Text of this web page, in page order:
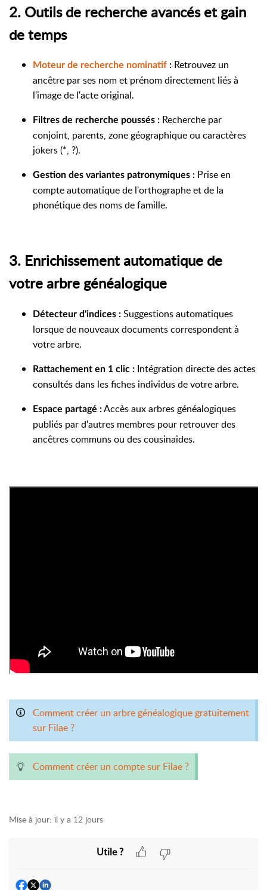
2. Outils de recherche avancés et gain
de temps
Moteur de recherche nominatif : Retrouvez un
ancêtre par ses nom et prénom directement liés à
l'image de l'acte original.
Filtres de recherche poussés : Recherche par
conjoint, parents, zone géographique ou caractères
jokers (*, ?).
Gestion des variantes patronymiques : Prise en
compte automatique de l'orthographe et de la
phonétique des noms de famille.
3. Enrichissement automatique de
votre arbre généalogique
Détecteur d'indices : Suggestions automatiques
lorsque de nouveaux documents correspondent à
votre arbre.
Rattachement en 1 clic : Intégration directe des actes
consultés dans les fiches individus de votre arbre.
Espace partagé :Accès aux arbres généalogiques
publiés par d'autres membres pour retrouver des
ancêtres communs ou des cousinaides.
Comment créer un arbre généalogique gratuitement
sur Filae ?
Comment créer un compte sur Filae ?
Mise à jour: il y a 12 jours
Utile ?